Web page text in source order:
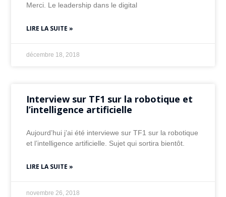
Merci. Le leadership dans le digital
LIRE LA SUITE »
décembre 18, 2018
Interview sur TF1 sur la robotique et
l’intelligence artificielle
Aujourd’hui j’ai été interviewe sur TF1 sur la robotique
et l’intelligence artificielle. Sujet qui sortira bientôt.
LIRE LA SUITE »
novembre 26, 2018